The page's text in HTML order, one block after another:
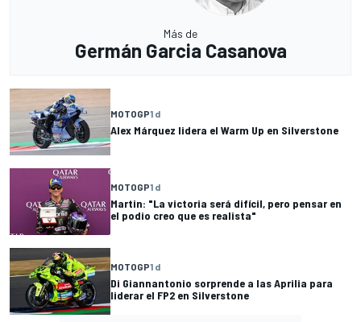
Más de
Germán Garcia Casanova
MOTOGP1 d
Alex Márquez lidera el Warm Up en Silverstone
MOTOGP1 d
Martin: "La victoria será difícil, pero pensar en
el podio creo que es realista"
MOTOGP1 d
Di Giannantonio sorprende a las Aprilia para
liderar el FP2 en Silverstone